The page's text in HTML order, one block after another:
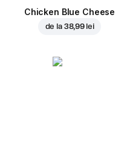
Chicken Blue Cheese
de la 38,99 lei